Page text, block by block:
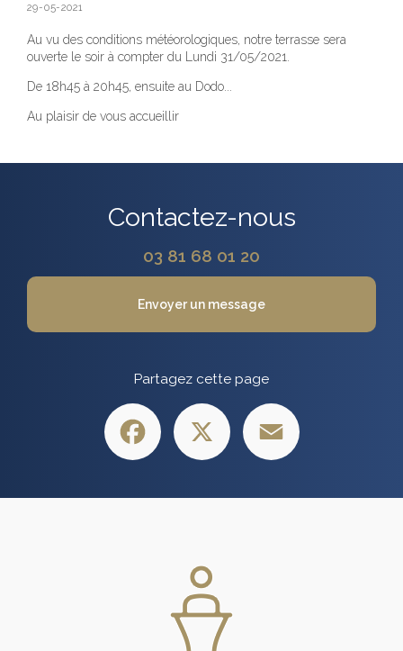
29-05-2021
Au vu des conditions météorologiques, notre terrasse sera
ouverte le soir à compter du Lundi 31/05/2021.
De 18h45 à 20h45, ensuite au Dodo...
Au plaisir de vous accueillir
Contactez-nous
03 81 68 01 20
Envoyer un message
Partagez cette page
Facebook